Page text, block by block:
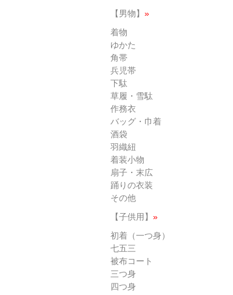
【男物】 »
着物
ゆかた
角帯
兵児帯
下駄
草履・雪駄
作務衣
バッグ・巾着
酒袋
羽織紐
着装小物
扇子・末広
踊りの衣装
その他
【子供用】 »
初着（一つ身）
七五三
被布コート
三つ身
四つ身